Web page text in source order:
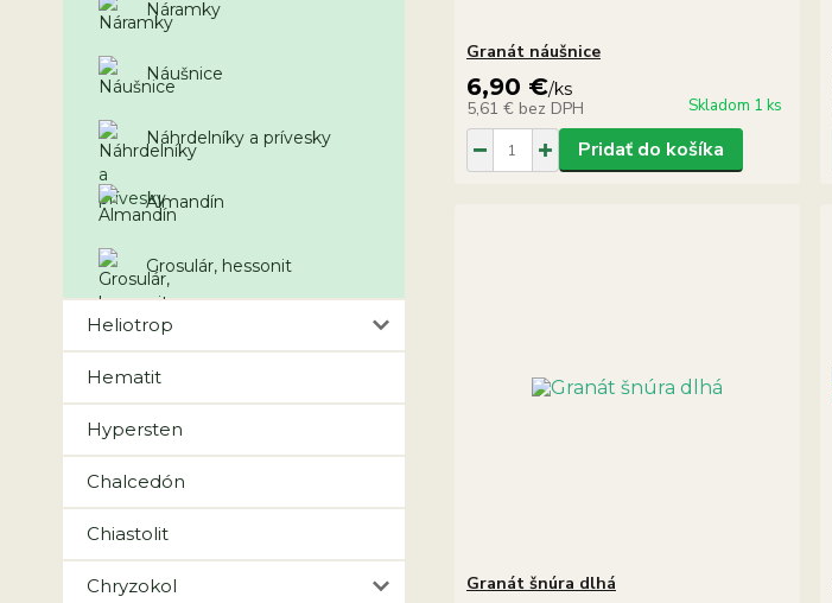
Náramky
Náušnice
Náhrdelníky a prívesky
Almandín
Grosulár, hessonit
Heliotrop
Hematit
Hypersten
Chalcedón
Chiastolit
Chryzokol
Granát náušnice
6,90 €/ks
5,61 € bez DPH Skladom 1 ks
Pridať do košíka
Granát šnúra dlhá